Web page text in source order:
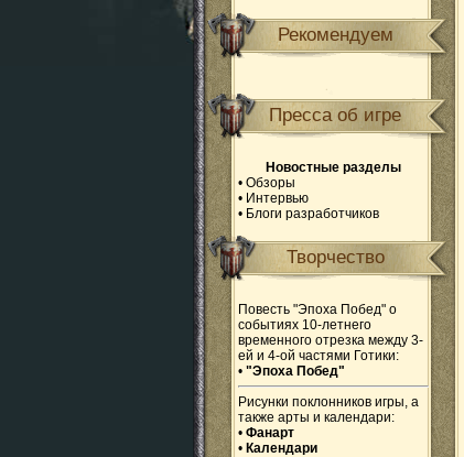
Рекомендуем
Пресса об игре
Новостные разделы
• Обзоры
• Интервью
• Блоги разработчиков
Творчество
Повесть "Эпоха Побед" о
событиях 10-летнего
временного отрезка между 3-
ей и 4-ой частями Готики:
• "Эпоха Побед"
Рисунки поклонников игры, а
также арты и календари:
• Фанарт
• Календари